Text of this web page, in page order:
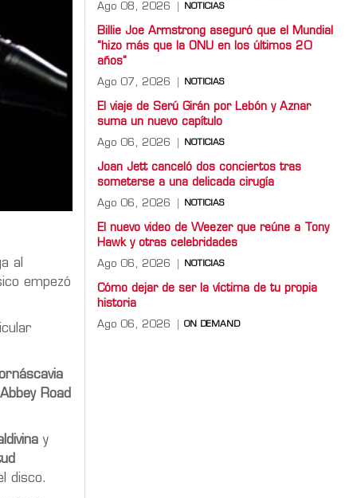
al
empezó
Abbey Road
y
disco.
Ago 08, 2026 NOTICIAS
Billie Joe Armstrong aseguró que el Mundial
“hizo más que la ONU en los últimos 20
años”
Ago 07, 2026 NOTICIAS
El viaje de Serú Girán por Lebón y Aznar
suma un nuevo capítulo
Ago 06, 2026 NOTICIAS
Joan Jett canceló dos conciertos tras
someterse a una delicada cirugía
Ago 06, 2026 NOTICIAS
El nuevo video de Weezer que reúne a Tony
Hawk y otras celebridades
Ago 06, 2026 NOTICIAS
Cómo dejar de ser la víctima de tu propia
historia
Ago 06, 2026 ON DEMAND